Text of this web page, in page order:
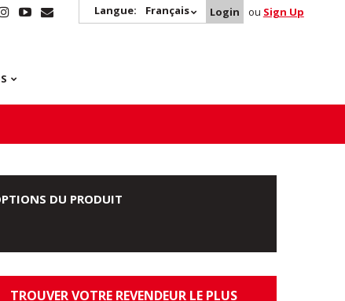
Langue: Français Login ou Sign Up
DU PRODUIT
TROUVER VOTRE REVENDEUR LE PLUS